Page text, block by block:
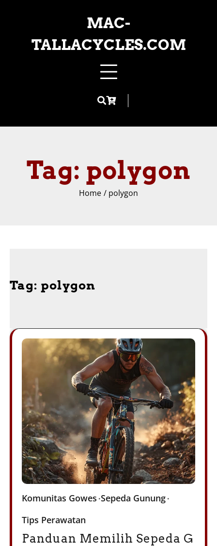
MAC-
TALLACYCLES.COM
Tag: polygon
Home polygon
Tag: polygon
Komunitas Gowes Sepeda Gunung
Tips Perawatan
Panduan Memilih Sepeda G